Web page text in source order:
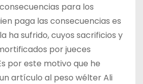
para los
paga las consecuencias es
ha sufrido, cuyos sacrificios y
por jueces
por este motivo que he
artículo al peso wélter Ali